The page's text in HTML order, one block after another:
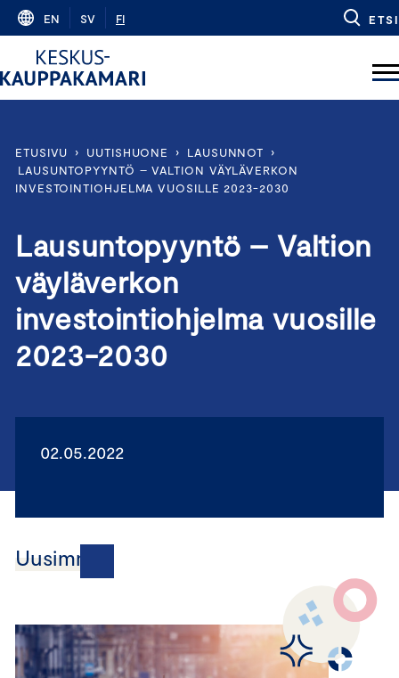
Skip
content
EN SV FI ETSI
ETUSIVU › UUTISHUONE › LAUSUNNOT
›
LAUSUNTOPYYNTÖ – VALTION VÄYLÄVERKON
INVESTOINTIOHJELMA VUOSILLE 2023-2030
Lausuntopyyntö – Valtion
väyläverkon
investointiohjelma vuosille
2023-2030
02.05.2022
Uusimmat